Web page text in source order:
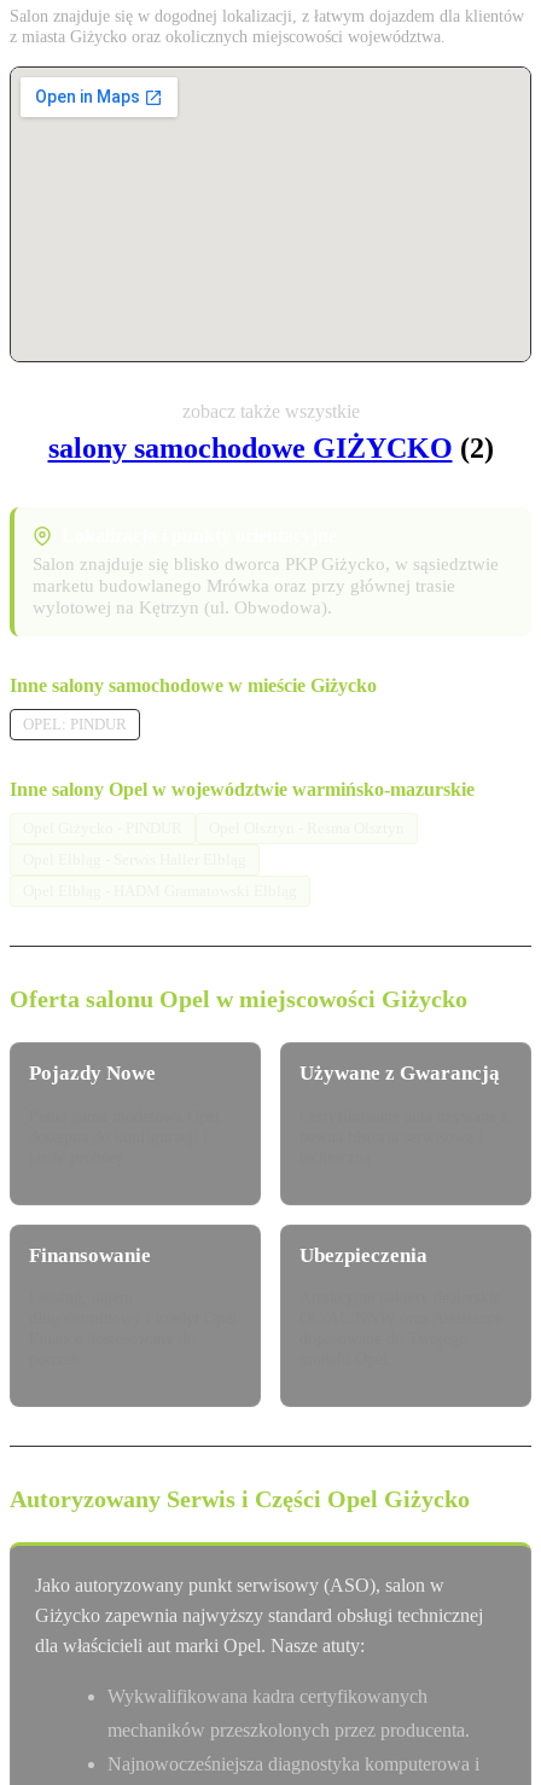
Salon znajduje się w dogodnej lokalizacji, z łatwym dojazdem dla klientów
z miasta Giżycko oraz okolicznych miejscowości województwa.
zobacz także wszystkie
salony samochodowe GIŻYCKO (2)
Salon znajduje się blisko dworca PKP Giżycko, w sąsiedztwie
marketu budowlanego Mrówka oraz przy głównej trasie
wylotowej na Kętrzyn (ul. Obwodowa).
Inne salony samochodowe w mieście Giżycko
OPEL: PINDUR
Inne salony Opel w województwie warmińsko-mazurskie
Oferta salonu Opel w miejscowości Giżycko
Pojazdy Nowe Używane z Gwarancją
Finansowanie Ubezpieczenia
Autoryzowany Serwis i Części Opel Giżycko
Jako autoryzowany punkt serwisowy (ASO), salon w
Giżycko zapewnia najwyższy standard obsługi technicznej
dla właścicieli aut marki Opel. Nasze atuty:
Wykwalifikowana kadra certyfikowanych
mechaników przeszkolonych przez producenta.
Najnowocześniejsza diagnostyka komputerowa i